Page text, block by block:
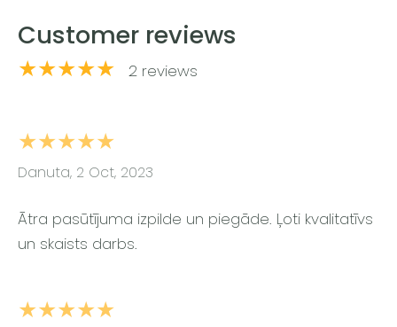
Customer reviews
★★★★★ 2 reviews
★★★★★
Danuta, 2 Oct, 2023
Ātra pasūtījuma izpilde un piegāde. Ļoti kvalitatīvs
un skaists darbs.
★★★★★